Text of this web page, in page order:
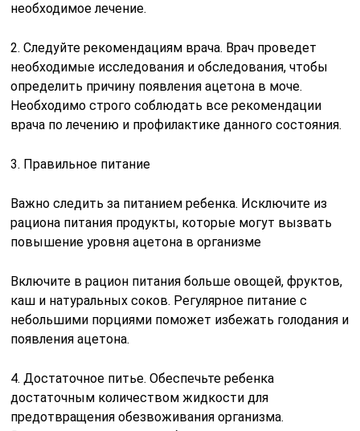
необходимое лечение.
2. Следуйте рекомендациям врача. Врач проведет
необходимые исследования и обследования, чтобы
определить причину появления ацетона в моче.
Необходимо строго соблюдать все рекомендации
врача по лечению и профилактике данного состояния.
3. Правильное питание
Важно следить за питанием ребенка. Исключите из
рациона питания продукты, которые могут вызвать
повышение уровня ацетона в организме
Включите в рацион питания больше овощей, фруктов,
каш и натуральных соков. Регулярное питание с
небольшими порциями поможет избежать голодания и
появления ацетона.
4. Достаточное питье. Обеспечьте ребенка
достаточным количеством жидкости для
предотвращения обезвоживания организма.